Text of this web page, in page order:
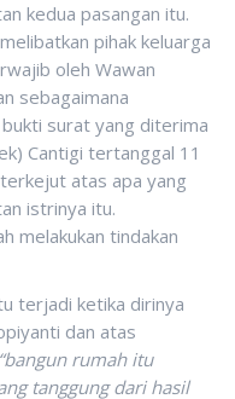
kedua pasangan itu.
pihak keluarga
oleh Wawan
sebagaimana
surat yang diterima
Cantigi tertanggal 11
atas apa yang
istrinya itu.
melakukan tindakan
terjadi ketika dirinya
dan atas
“bangun rumah itu
tanggung dari hasil